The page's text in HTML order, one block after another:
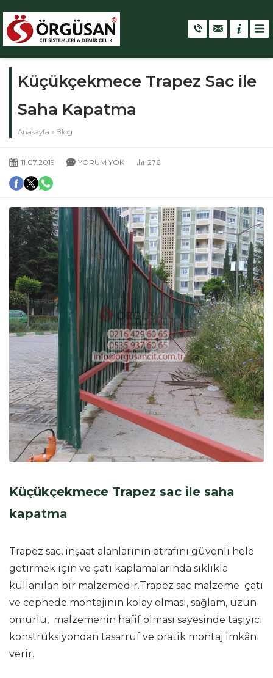
Küçükçekmece Trapez Sac ile
Saha Kapatma
Anasayfa » Blog
11.07.2019 YORUM YOK 276
Küçükçekmece Trapez sac ile saha
kapatma
Trapez sac, inşaat alanlarının etrafını güvenli hele
getirmek için ve çatı kaplamalarında sıklıkla
kullanılan bir malzemedir.Trapez sac malzeme çatı
ve cephede montajının kolay olması, sağlam, uzun
ömürlü, malzemenin hafif olması sayesinde taşıyıcı
konstrüksiyondan tasarruf ve pratik montaj imkânı
verir.